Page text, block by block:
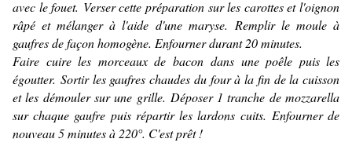
avec le fouet. Verser cette préparation sur les carottes et l'oignon
râpé et mélanger à l'aide d'une maryse. Remplir le moule à
gaufres de façon homogène. Enfourner durant 20 minutes.
Faire cuire les morceaux de bacon dans une poêle puis les
égoutter. Sortir les gaufres chaudes du four à la fin de la cuisson
et les démouler sur une grille. Déposer 1 tranche de mozzarella
sur chaque gaufre puis répartir les lardons cuits. Enfourner de
nouveau 5 minutes à 220°. C'est prêt !